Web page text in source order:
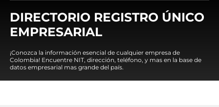
DIRECTORIO REGISTRO ÚNICO
EMPRESARIAL
¡Conozca la información esencial de cualquier empresa de
Colombia! Encuentre NIT, dirección, teléfono, y mas en la base de
datos empresarial mas grande del país.